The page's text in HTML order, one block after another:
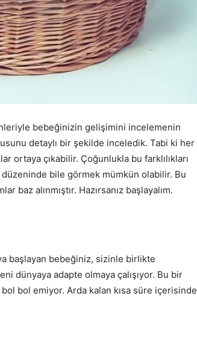
bebeğinizin gelişimini incelemenin
detaylı bir şekilde inceledik. Tabi ki her
ortaya çıkabilir. Çoğunlukla bu farklılıkları
bile görmek mümkün olabilir. Bu
baz alınmıştır. Hazırsanız başlayalım.
başlayan bebeğiniz, sizinle birlikte
dünyaya adapte olmaya çalışıyor. Bu bir
bol emiyor. Arda kalan kısa süre içerisinde